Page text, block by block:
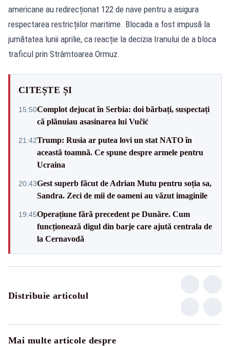
americane au redirecționat 122 de nave pentru a asigura
respectarea restricțiilor maritime. Blocada a fost impusă la
jumătatea lunii aprilie, ca reacție la decizia Iranului de a bloca
traficul prin Strâmtoarea Ormuz.
CITEȘTE ȘI
15:50Complot dejucat în Serbia: doi bărbați, suspectați
că plănuiau asasinarea lui Vučić
21:42Trump: Rusia ar putea lovi un stat NATO în
această toamnă. Ce spune despre armele pentru
Ucraina
20:43Gest superb făcut de Adrian Mutu pentru soția sa,
Sandra. Zeci de mii de oameni au văzut imaginile
19:45Operațiune fără precedent pe Dunăre. Cum
funcționează digul din barje care ajută centrala de
la Cernavodă
Distribuie articolul
Mai multe articole despre